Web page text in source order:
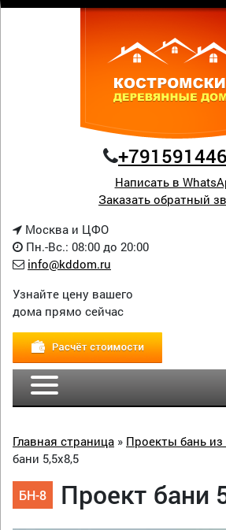
Написать в
Заказать обратный
Москва и ЦФО
Пн.-Вс.: 08:00 до 20:00
info@kddom.ru
Узнайте цену вашего
дома прямо сейчас
Главная страница » Проекты бань из
бани 5,5х8,5
БН-8 Проект бани